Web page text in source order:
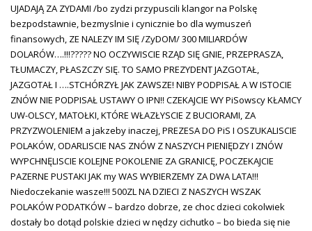
UJADAJĄ ZA ZYDAMI /bo zydzi przypuscili klangor na Polskę
bezpodstawnie, bezmyslnie i cynicznie bo dla wymuszeń
finansowych, ZE NALEZY IM SIĘ /ZyDOM/ 300 MILIARDÓW
DOLARÓW….!!!????? NO OCZYWISCIE RZĄD SIĘ GNIE, PRZEPRASZA,
TŁUMACZY, PŁASZCZY SIĘ. TO SAMO PREZYDENT JAZGOTAŁ,
JAZGOTAŁ I ….STCHÓRZYŁ JAK ZAWSZE! NIBY PODPISAŁ A W ISTOCIE
ZNÓW NIE PODPISAŁ USTAWY O IPN!! CZEKAJCIE WY PiSowscy KŁAMCY
UW-OLSCY, MATOŁKI, KTÓRE WŁAZŁYSCIE Z BUCIORAMI, ZA
PRZYZWOLENIEM a jakzeby inaczej, PREZESA DO PiS I OSZUKALISCIE
POLAKÓW, ODARLISCIE NAS ZNÓW Z NASZYCH PIENIĘDZY I ZNÓW
WYPCHNĘLISCIE KOLEJNE POKOLENIE ZA GRANICĘ, POCZEKAJCIE
PAZERNE PUSTAKI JAK my WAS WYBIERZEMY ZA DWA LATA!!!
Niedoczekanie wasze!!! 500ZL NA DZIECI Z NASZYCH WSZAK
POLAKÓW PODATKÓW – bardzo dobrze, ze choc dzieci cokolwiek
dostały bo dotąd polskie dzieci w nędzy cichutko – bo bieda się nie